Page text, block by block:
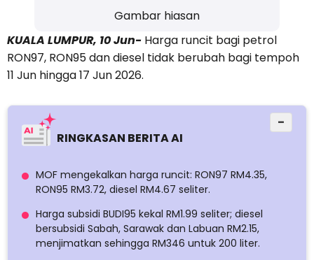
Gambar hiasan
KUALA LUMPUR, 10 Jun- Harga runcit bagi petrol
RON97, RON95 dan diesel tidak berubah bagi tempoh
11 Jun hingga 17 Jun 2026.
RINGKASAN BERITA AI
−
MOF mengekalkan harga runcit: RON97 RM4.35,
RON95 RM3.72, diesel RM4.67 seliter.
Harga subsidi BUDI95 kekal RM1.99 seliter; diesel
bersubsidi Sabah, Sarawak dan Labuan RM2.15,
menjimatkan sehingga RM346 untuk 200 liter.